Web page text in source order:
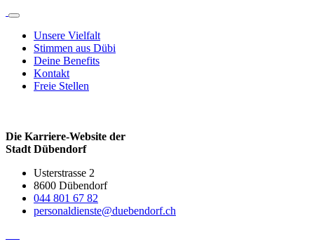
Zum
springenUnsere Vielfalt
Stimmen aus Dübi
Deine Benefits
Kontakt
Freie Stellen
Die Karriere-Website der
Stadt Dübendorf
Usterstrasse 2
8600 Dübendorf
044 801 67 82
personaldienste@duebendorf.ch